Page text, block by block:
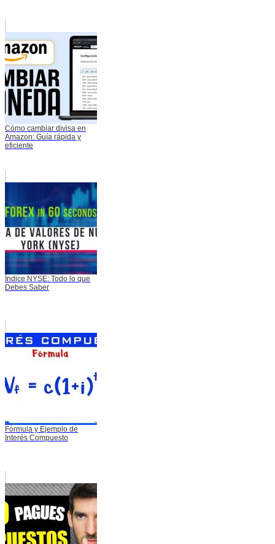
Cómo cambiar divisa en
Amazon: Guía rápida y
eficiente
Índice NYSE: Todo lo que
Debes Saber
Fórmula y Ejemplo de
Interés Compuesto